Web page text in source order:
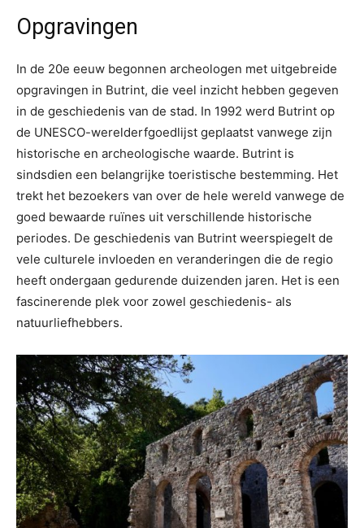
Opgravingen
In de 20e eeuw begonnen archeologen met uitgebreide
opgravingen in Butrint, die veel inzicht hebben gegeven
in de geschiedenis van de stad. In 1992 werd Butrint op
de UNESCO-werelderfgoedlijst geplaatst vanwege zijn
historische en archeologische waarde. Butrint is
sindsdien een belangrijke toeristische bestemming. Het
trekt het bezoekers van over de hele wereld vanwege de
goed bewaarde ruïnes uit verschillende historische
periodes. De geschiedenis van Butrint weerspiegelt de
vele culturele invloeden en veranderingen die de regio
heeft ondergaan gedurende duizenden jaren. Het is een
fascinerende plek voor zowel geschiedenis- als
natuurliefhebbers.